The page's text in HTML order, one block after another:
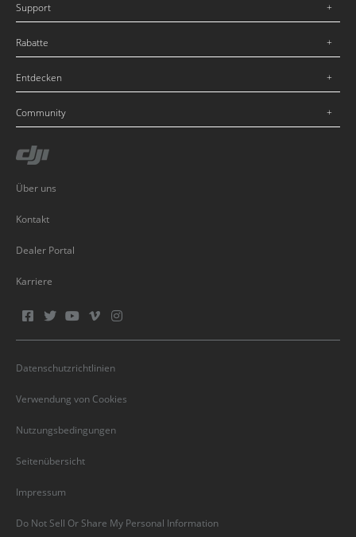
Support
Rabatte
Entdecken
Community
Über uns
Kontakt
Dealer Portal
Karriere
Datenschutzrichtlinien
Verwendung von Cookies
Nutzungsbedingungen
Seitenübersicht
Impressum
Do Not Sell Or Share My Personal Information